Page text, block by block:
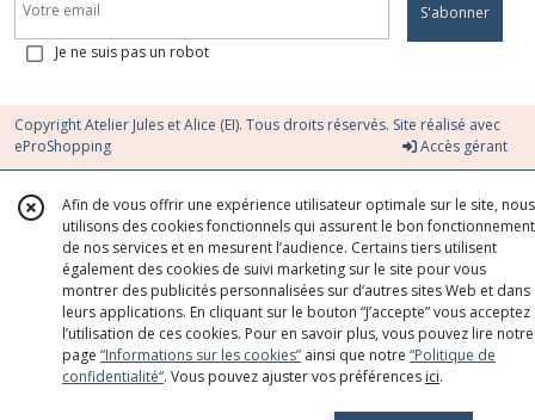
S'abonner
Je ne suis pas un robot
Copyright Atelier Jules et Alice (EI). Tous droits réservés. Site réalisé avec
eProShopping
Accès gérant
Afin de vous offrir une expérience utilisateur optimale sur le site, nous
utilisons des cookies fonctionnels qui assurent le bon fonctionnement
de nos services et en mesurent l’audience. Certains tiers utilisent
également des cookies de suivi marketing sur le site pour vous
montrer des publicités personnalisées sur d’autres sites Web et dans
leurs applications. En cliquant sur le bouton “J’accepte” vous acceptez
l’utilisation de ces cookies. Pour en savoir plus, vous pouvez lire notre
page “Informations sur les cookies” ainsi que notre “Politique de
confidentialité“. Vous pouvez ajuster vos préférences ici.